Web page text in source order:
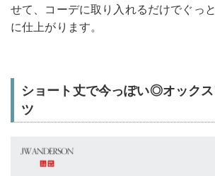
せて、コーデに取り入れるだけでぐっ
に仕上がります。
ショート丈で今っぽい◎オック
ツ